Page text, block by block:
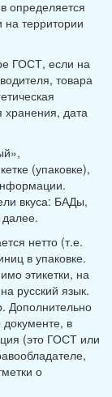
определяется
территории
ГОСТ, если на
товара
хранения, дата
(упаковке),
вкуса: БАДы,
нетто (т.е.
в упаковке.
этикетки, на
русский язык.
Дополнительно
в
(это ГОСТ или
о